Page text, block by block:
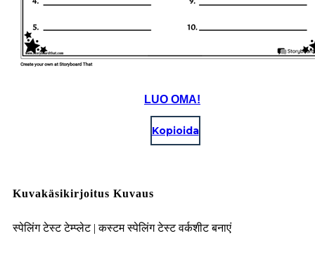
LUO OMA!
Kopioida
Kuvakäsikirjoitus Kuvaus
स्पेलिंग टेस्ट टेम्प्लेट | कस्टम स्पेलिंग टेस्ट वर्कशीट बनाएं